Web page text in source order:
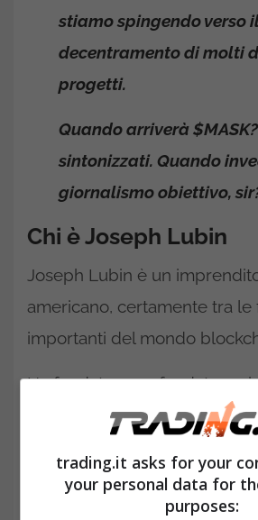
stiamo spingendo verso il
decentramento di molti
progetti.
Quando arriverà
sintonizzati. Quando
giornalismo obiettivo,
Chi è Joseph Lubin
Joseph Lubin è un
americano, certamente tra le
importanti del mondo
Ha fondato e co-fondato un
numero di compagnie in
blockchain. Tra queste
con sede in Svizzera, con la
trading.it asks for your
your personal data for
purposes: